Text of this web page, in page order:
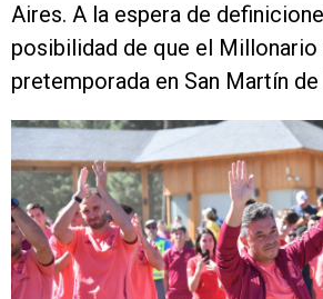
Aires. A la espera de
posibilidad de que el Millonario
pretemporada en San Martín